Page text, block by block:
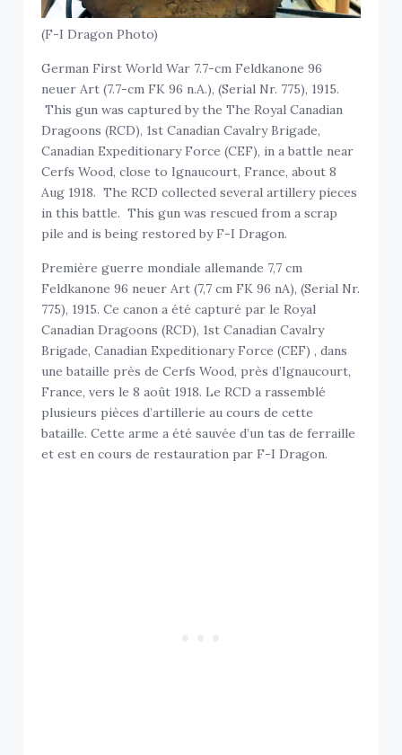
(F-I Dragon Photo)
German First World War 7.7-cm Feldkanone 96
neuer Art (7.7-cm FK 96 n.A.), (Serial Nr. 775), 1915.
This gun was captured by the The Royal Canadian
Dragoons (RCD), 1st Canadian Cavalry Brigade,
Canadian Expeditionary Force (CEF), in a battle near
Cerfs Wood, close to Ignaucourt, France, about 8
Aug 1918. The RCD collected several artillery pieces
in this battle. This gun was rescued from a scrap
pile and is being restored by F-I Dragon.
Première guerre mondiale allemande 7,7 cm
Feldkanone 96 neuer Art (7,7 cm FK 96 nA), (Serial Nr.
775), 1915. Ce canon a été capturé par le Royal
Canadian Dragoons (RCD), 1st Canadian Cavalry
Brigade, Canadian Expeditionary Force (CEF) , dans
une bataille près de Cerfs Wood, près d’Ignaucourt,
France, vers le 8 août 1918. Le RCD a rassemblé
plusieurs pièces d’artillerie au cours de cette
bataille. Cette arme a été sauvée d’un tas de ferraille
et est en cours de restauration par F-I Dragon.